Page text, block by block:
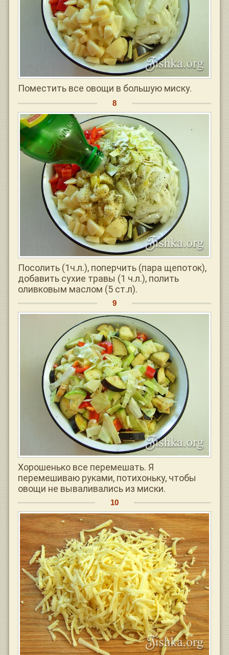
Поместить все овощи в большую миску.
Посолить (1ч.л.), поперчить (пара щепоток),
добавить сухие травы (1 ч.л.), полить
оливковым маслом (5 ст.л).
Хорошенько все перемешать. Я
перемешиваю руками, потихоньку, чтобы
овощи не вываливались из миски.